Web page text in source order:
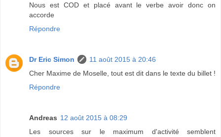
Nous est COD et placé avant le verbe avoir donc on
accorde
Répondre
Dr Eric Simon
11 août 2015 à 20:46
Cher Maxime de Moselle, tout est dit dans le texte du billet !
Répondre
Andreas 12 août 2015 à 08:29
Les sources sur le maximum d'activité semblent